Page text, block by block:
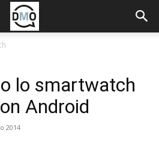
lo smartwatch
Android
2014